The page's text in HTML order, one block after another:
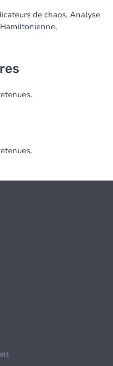
de chaos, Analyse